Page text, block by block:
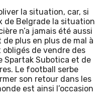
la situation, car, si
de Belgrade la situation
n’a jamais été aussi
plus en plus de mal à
de vendre des
Spartak Subotica et de
Le football serbe
son retour dans les
est ainsi l’occasion